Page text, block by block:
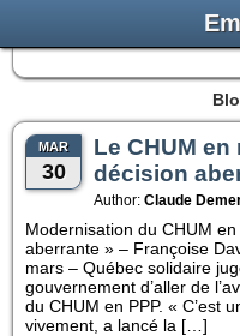
MAR
30
Le CHUM en
décision
Author: Claude
Modernisation du CHUM
aberrante » – Françoise
mars – Québec solidaire
gouvernement d’aller de
du CHUM en PPP. « C’est
vivement, a lancé la […]